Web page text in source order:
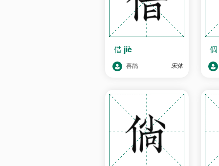
借 jiè
喜鹊 宋体
倜